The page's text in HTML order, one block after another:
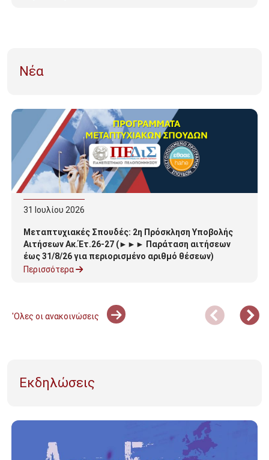
Νέα
31 Ιουλίου 2026
Μεταπτυχιακές Σπουδές: 2η Πρόσκληση Υποβολής
Αιτήσεων Ακ.Έτ.26-27 (►►► Παράταση αιτήσεων
έως 31/8/26 για περιορισμένο αριθμό θέσεων)
Περισσότερα
'Ολες οι ανακοινώσεις
Εκδηλώσεις